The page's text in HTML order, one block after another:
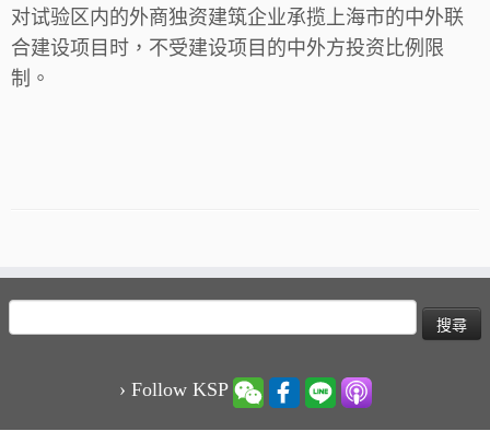
对试验区内的外商独资建筑企业承揽上海市的中外联
合建设项目时，不受建设项目的中外方投资比例限
制。
尋
› Follow KSP